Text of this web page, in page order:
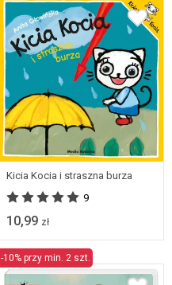
Kicia Kocia i straszna burza
9
10,99 zł
-10% przy min. 2 szt.